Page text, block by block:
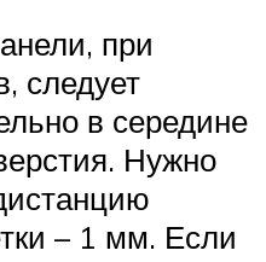
при
следует
в середине
Нужно
– 1 мм. Если